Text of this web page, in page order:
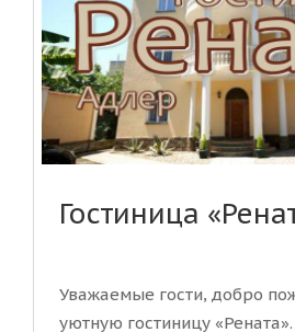
Гостиница
Уважаемые гости, добро
уютную гостиницу